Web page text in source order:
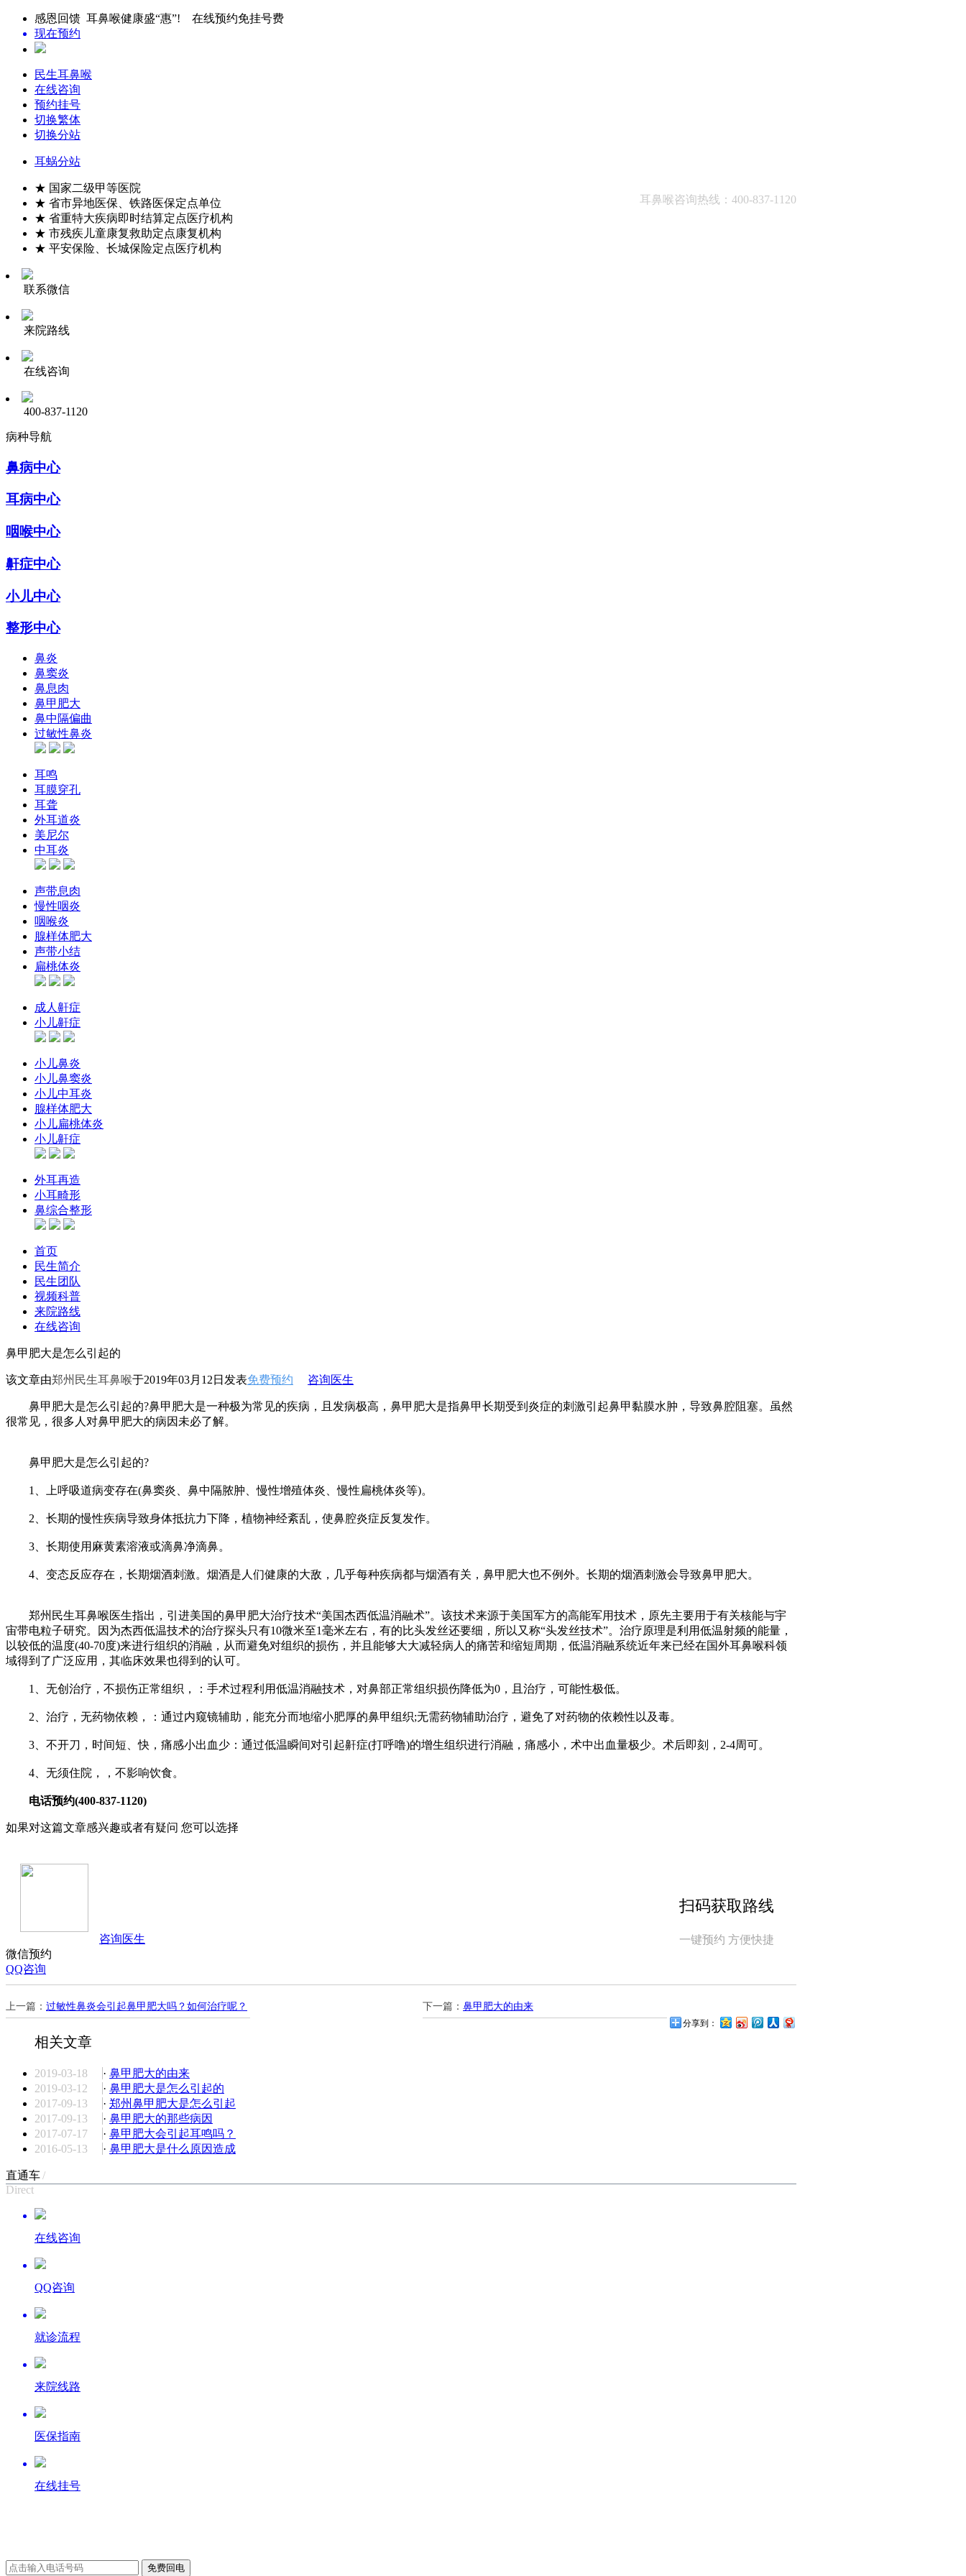
感恩回馈 耳鼻喉健康盛“惠”! 在线预约免挂号费
现在预约
民生耳鼻喉
在线咨询
预约挂号
切换繁体
切换分站
耳蜗分站
耳鼻喉咨询热线：400-837-1120
★ 国家二级甲等医院
★ 省市异地医保、铁路医保定点单位
★ 省重特大疾病即时结算定点医疗机构
★ 市残疾儿童康复救助定点康复机构
★ 平安保险、长城保险定点医疗机构
联系微信
来院路线
在线咨询
400-837-1120
病种导航
鼻病中心
耳病中心
咽喉中心
鼾症中心
小儿中心
整形中心
鼻炎
鼻窦炎
鼻息肉
鼻甲肥大
鼻中隔偏曲
过敏性鼻炎
耳鸣
耳膜穿孔
耳聋
外耳道炎
美尼尔
中耳炎
声带息肉
慢性咽炎
咽喉炎
腺样体肥大
声带小结
扁桃体炎
成人鼾症
小儿鼾症
小儿鼻炎
小儿鼻窦炎
小儿中耳炎
腺样体肥大
小儿扁桃体炎
小儿鼾症
外耳再造
小耳畸形
鼻综合整形
首页
民生简介
民生团队
视频科普
来院路线
在线咨询
鼻甲肥大是怎么引起的
该文章由郑州民生耳鼻喉于2019年03月12日发表免费预约 咨询医生
鼻甲肥大是怎么引起的?鼻甲肥大是一种极为常见的疾病，且发病极高，鼻甲肥大是指鼻甲长期受到炎症的刺激引起鼻甲黏膜水肿，导致鼻腔阻塞。虽然
很常见，很多人对鼻甲肥大的病因未必了解。
鼻甲肥大是怎么引起的?
1、上呼吸道病变存在(鼻窦炎、鼻中隔脓肿、慢性增殖体炎、慢性扁桃体炎等)。
2、长期的慢性疾病导致身体抵抗力下降，植物神经紊乱，使鼻腔炎症反复发作。
3、长期使用麻黄素溶液或滴鼻净滴鼻。
4、变态反应存在，长期烟酒刺激。烟酒是人们健康的大敌，几乎每种疾病都与烟酒有关，鼻甲肥大也不例外。长期的烟酒刺激会导致鼻甲肥大。
郑州民生耳鼻喉医生指出，引进美国的鼻甲肥大治疗技术“美国杰西低温消融术”。该技术来源于美国军方的高能军用技术，原先主要用于有关核能与宇
宙带电粒子研究。因为杰西低温技术的治疗探头只有10微米至1毫米左右，有的比头发丝还要细，所以又称“头发丝技术”。治疗原理是利用低温射频的能量，
以较低的温度(40-70度)来进行组织的消融，从而避免对组织的损伤，并且能够大大减轻病人的痛苦和缩短周期，低温消融系统近年来已经在国外耳鼻喉科领
域得到了广泛应用，其临床效果也得到的认可。
1、无创治疗，不损伤正常组织，：手术过程利用低温消融技术，对鼻部正常组织损伤降低为0，且治疗，可能性极低。
2、治疗，无药物依赖，：通过内窥镜辅助，能充分而地缩小肥厚的鼻甲组织;无需药物辅助治疗，避免了对药物的依赖性以及毒。
3、不开刀，时间短、快，痛感小出血少：通过低温瞬间对引起鼾症(打呼噜)的增生组织进行消融，痛感小，术中出血量极少。术后即刻，2-4周可。
4、无须住院，，不影响饮食。
电话预约(400-837-1120)
如果对这篇文章感兴趣或者有疑问 您可以选择
扫码获取路线
一键预约 方便快捷
咨询医生
微信预约
QQ咨询
分享到：
上一篇： 过敏性鼻炎会引起鼻甲肥大吗？如何治疗呢？ 下一篇： 鼻甲肥大的由来
相关文章
2019-03-18 · 鼻甲肥大的由来
2019-03-12
· 鼻甲肥大是怎么引起的
2017-09-13
· 郑州鼻甲肥大是怎么引起
2017-09-13
· 鼻甲肥大的那些病因
2017-07-17
· 鼻甲肥大会引起耳鸣吗？
2016-05-13
· 鼻甲肥大是什么原因造成
直通车/
Direct
在线咨询
QQ咨询
就诊流程
来院线路
医保指南
在线挂号